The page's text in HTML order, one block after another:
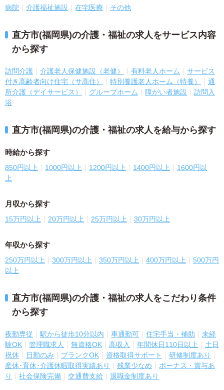
病院 介護福祉施設 在宅医療 その他
直方市(福岡県)の介護・福祉の求人をサービス内容
から探す
訪問介護 介護老人保健施設（老健） 有料老人ホーム
サービス
付き高齢者向け住宅（サ高住）
特別養護老人ホーム（特養）
通
所介護（デイサービス）
グループホーム 障がい者施設
訪問入
浴
直方市(福岡県)の介護・福祉の求人を給与から探す
時給から探す
850円以上 1000円以上 1200円以上 1400円以上
1600円以
上
月収から探す
15万円以上 20万円以上 25万円以上 30万円以上
年収から探す
250万円以上 300万円以上 350万円以上 400万円以上
500万円
以上
直方市(福岡県)の介護・福祉の求人をこだわり条件
から探す
夜勤専従 駅から徒歩10分以内 車通勤可 住宅手当・補助
未経
験OK
管理職求人 無資格OK 高収入 年間休日110日以上
土日
祝休
日勤のみ ブランクOK 資格取得サポート
研修制度あり
産休･育休･介護休暇取得実績あり
残業少なめ
ボーナス・賞与あ
り
社会保険完備 交通費支給 退職金制度あり